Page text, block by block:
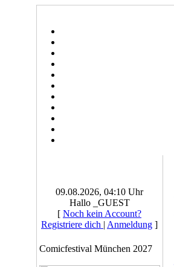
09.08.2026, 04:10 Uhr
Hallo _GUEST
[ Noch kein Account?
Registriere dich | Anmeldung ]
Comicfestival München 2027